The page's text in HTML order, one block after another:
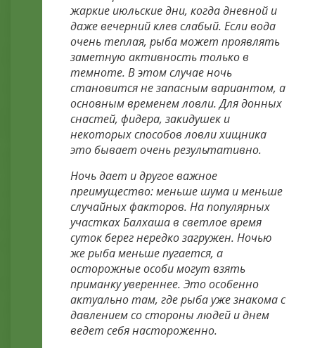
жаркие июльские дни, когда дневной и
даже вечерний клев слабый. Если вода
очень теплая, рыба может проявлять
заметную активность только в
темноте. В этом случае ночь
становится не запасным вариантом, а
основным временем ловли. Для донных
снастей, фидера, закидушек и
некоторых способов ловли хищника
это бывает очень результативно.
Ночь дает и другое важное
преимущество: меньше шума и меньше
случайных факторов. На популярных
участках Балхаша в светлое время
суток берег нередко загружен. Ночью
же рыба меньше пугается, а
осторожные особи могут взять
приманку увереннее. Это особенно
актуально там, где рыба уже знакома с
давлением со стороны людей и днем
ведет себя настороженно.